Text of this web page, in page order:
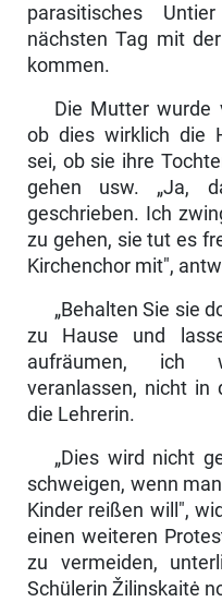
parasitisches
nächsten Tag mit
kom­men.
Die Mutter wurde
ob dies wirklich die
sei, ob sie ihre
gehen usw. „Ja,
geschrieben. Ich
zu gehen, sie tut es
Kirchenchor mit",
„Behalten Sie sie
zu Hause und
aufräumen, ich
veranlassen, nicht in
die Lehrerin.
„Dies wird nicht
schweigen, wenn
Kinder reißen will",
einen weiteren
zu vermeiden,
Schülerin Žilinskaitė